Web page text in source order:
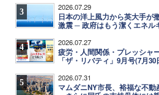
3 2026.07.29
日本の洋上風力から英大手が
激震 ─ 政府はもう潔くエネル
4 2026.07.27
疲労・人間関係・プレッシ
「ザ・リバティ」9月号(7月
5 2026.07.31
マムダニNY市長、裕福な不